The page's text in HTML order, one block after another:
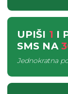
UPIŠI 1 I
SMS NA
Jednokratna